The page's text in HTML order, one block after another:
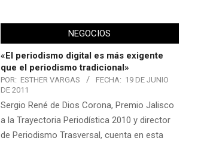
NEGOCIOS
«El periodismo digital es más exigente
que el periodismo tradicional»
POR: ESTHER VARGAS FECHA: 19 DE JUNIO
DE 2011
Sergio René de Dios Corona, Premio Jalisco
a la Trayectoria Periodística 2010 y director
de Periodismo Trasversal, cuenta en esta